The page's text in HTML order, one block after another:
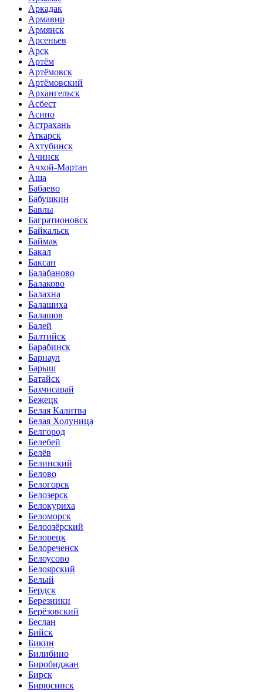
Аркадак
Армавир
Армянск
Арсеньев
Арск
Артём
Артёмовск
Артёмовский
Архангельск
Асбест
Асино
Астрахань
Аткарск
Ахтубинск
Ачинск
Ачхой-Мартан
Аша
Бабаево
Бабушкин
Бавлы
Багратионовск
Байкальск
Баймак
Бакал
Баксан
Балабаново
Балаково
Балахна
Балашиха
Балашов
Балей
Балтийск
Барабинск
Барнаул
Барыш
Батайск
Бахчисарай
Бежецк
Белая Калитва
Белая Холуница
Белгород
Белебей
Белёв
Белинский
Белово
Белогорск
Белозерск
Белокуриха
Беломорск
Белоозёрский
Белорецк
Белореченск
Белоусово
Белоярский
Белый
Бердск
Березники
Берёзовский
Беслан
Бийск
Бикин
Билибино
Биробиджан
Бирск
Бирюсинск